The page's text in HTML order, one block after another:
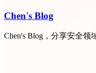
Chen's Blog
Chen's Blog，分享安全领